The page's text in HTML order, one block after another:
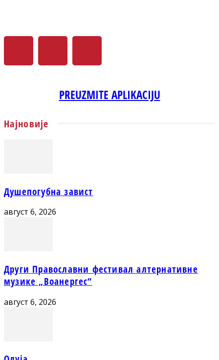
PREUZMITE APLIKACIJU
Најновије
Душепогубна завист
август 6, 2026
Други Православни фестивал алтернативне
музике „Воанергес“
август 6, 2026